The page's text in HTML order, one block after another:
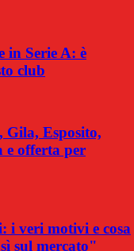
in Serie A: è
club
Gila, Esposito,
e offerta per
i veri motivi e cosa
sul mercato"